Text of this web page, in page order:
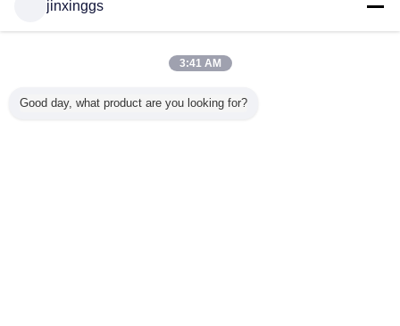
Trust Seal
همه محصولات
jinxinggs
3:41 AM
Good day, what product are you looking for?